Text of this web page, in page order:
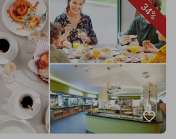
34%
favorite_border